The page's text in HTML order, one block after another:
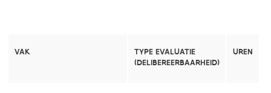
VAK
TYPE EVALUATIE
(DELIBEREERBAARHEID)
UREN